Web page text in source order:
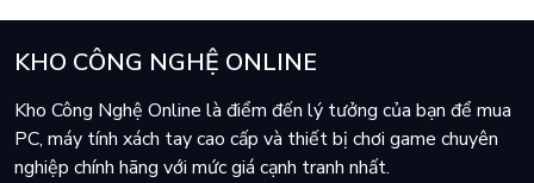
KHO CÔNG NGHỆ ONLINE
Kho Công Nghệ Online là điểm đến lý tưởng của bạn để mua
PC, máy tính xách tay cao cấp và thiết bị chơi game chuyên
nghiệp chính hãng với mức giá cạnh tranh nhất.